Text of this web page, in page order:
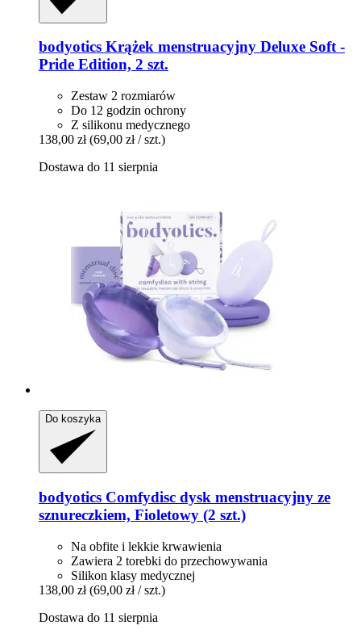
bodyotics Krążek menstruacyjny Deluxe Soft -​
Pride Edition, 2 szt.
Zestaw 2 rozmiarów
Do 12 godzin ochrony
Z silikonu medycznego
138,00 zł (69,00 zł / szt.)
Dostawa do 11 sierpnia
Do koszyka
bodyotics Comfydisc dysk menstruacyjny ze
sznureczkiem, Fioletowy (2 szt.)
Na obfite i lekkie krwawienia
Zawiera 2 torebki do przechowywania
Silikon klasy medycznej
138,00 zł (69,00 zł / szt.)
Dostawa do 11 sierpnia